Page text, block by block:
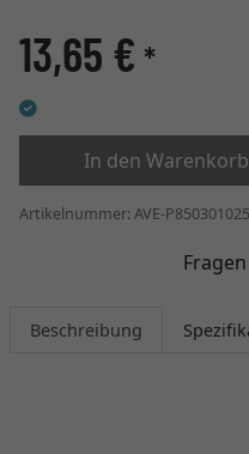
13,65 € *
In den Warenkorb
Artikelnummer: AVE-
Beschreibung